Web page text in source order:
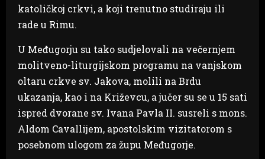
katoličkoj crkvi, a koji trenutno studiraju ili
rade u Rimu.
U Međugorju su tako sudjelovali na večernjem
molitveno-liturgijskom programu na vanjskom
oltaru crkve sv. Jakova, molili na Brdu
ukazanja, kao i na Križevcu, a jučer su se u 15 sati
ispred dvorane sv. Ivana Pavla II. susreli s mons.
Aldom Cavallijem, apostolskim vizitatorom s
posebnom ulogom za župu Međugorje.